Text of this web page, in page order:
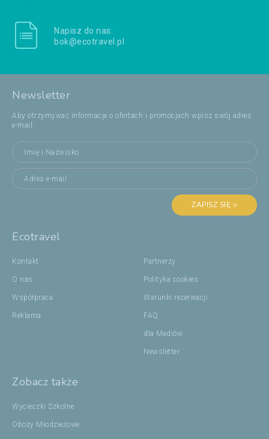
Napisz do nas:
bok@ecotravel.pl
Newsletter
Aby otrzymywać informacje o ofertach i promocjach wpisz swój adres
e-mail:
ZAPISZ SIĘ >
Ecotravel
Kontakt
O nas
Współpraca
Reklama
Partnerzy
Polityka cookies
Warunki rezerwacji
FAQ
dla Mediów
Newsletter
Zobacz także
Wycieczki Szkolne
Obozy Młodzieżowe